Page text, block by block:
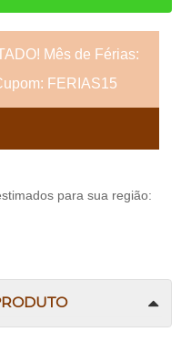
Mês de Férias:
FERIAS15
para sua região: